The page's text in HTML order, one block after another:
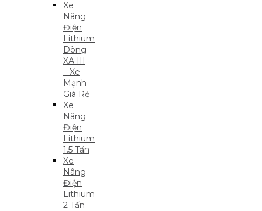
Xe
Nâng
Điện
Lithium
Dòng
XA III
– Xe
Mạnh
Giá Rẻ
Xe
Nâng
Điện
Lithium
1.5 Tấn
Xe
Nâng
Điện
Lithium
2 Tấn